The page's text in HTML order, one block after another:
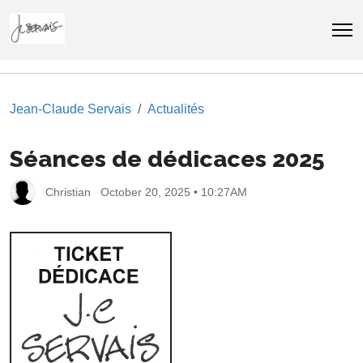
Jean-Claude Servais Actualités
Séances de dédicaces 2025
Christian October 20, 2025 • 10:27AM